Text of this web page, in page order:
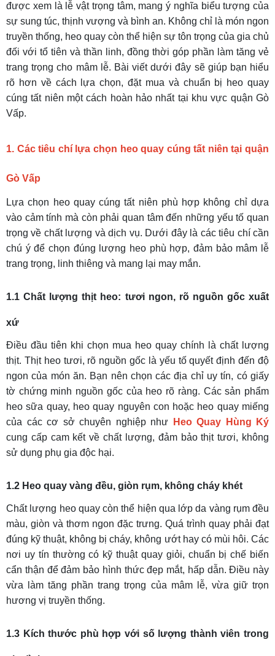
được xem là lễ vật trọng tâm, mang ý nghĩa biểu tượng của
sự sung túc, thịnh vượng và bình an. Không chỉ là món ngon
truyền thống, heo quay còn thể hiện sự tôn trọng của gia chủ
đối với tổ tiên và thần linh, đồng thời góp phần làm tăng vẻ
trang trọng cho mâm lễ. Bài viết dưới đây sẽ giúp bạn hiểu
rõ hơn về cách lựa chọn, đặt mua và chuẩn bị heo quay
cúng tất niên một cách hoàn hảo nhất tại khu vực quận Gò
Vấp.
1. Các tiêu chí lựa chọn heo quay cúng tất niên tại quận
Gò Vấp
Lựa chọn heo quay cúng tất niên phù hợp không chỉ dựa
vào cảm tính mà còn phải quan tâm đến những yếu tố quan
trọng về chất lượng và dịch vụ. Dưới đây là các tiêu chí cần
chú ý để chọn đúng lượng heo phù hợp, đảm bảo mâm lễ
trang trọng, linh thiêng và mang lại may mắn.
1.1 Chất lượng thịt heo: tươi ngon, rõ nguồn gốc xuất
xứ
Điều đầu tiên khi chọn mua heo quay chính là chất lượng
thịt. Thịt heo tươi, rõ nguồn gốc là yếu tố quyết định đến độ
ngon của món ăn. Bạn nên chọn các địa chỉ uy tín, có giấy
tờ chứng minh nguồn gốc của heo rõ ràng. Các sản phẩm
heo sữa quay, heo quay nguyên con hoặc heo quay miếng
của các cơ sở chuyên nghiệp như
Heo Quay Hùng Ký
cung cấp cam kết về chất lượng, đảm bảo thịt tươi, không
sử dụng phụ gia độc hại.
1.2 Heo quay vàng đều, giòn rụm, không cháy khét
Chất lượng heo quay còn thể hiện qua lớp da vàng rụm đều
màu, giòn và thơm ngon đặc trưng. Quá trình quay phải đạt
đúng kỹ thuật, không bị cháy, không ướt hay có mùi hôi. Các
nơi uy tín thường có kỹ thuật quay giỏi, chuẩn bị chế biến
cẩn thận để đảm bảo hình thức đẹp mắt, hấp dẫn. Điều này
vừa làm tăng phần trang trọng của mâm lễ, vừa giữ trọn
hương vị truyền thống.
1.3 Kích thước phù hợp với số lượng thành viên trong